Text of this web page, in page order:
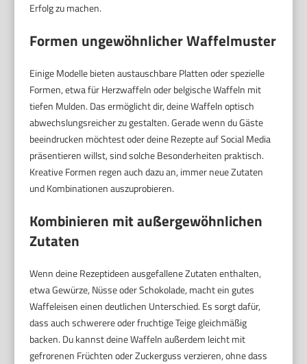
Erfolg zu machen.
Formen ungewöhnlicher Waffelmuster
Einige Modelle bieten austauschbare Platten oder spezielle
Formen, etwa für Herzwaffeln oder belgische Waffeln mit
tiefen Mulden. Das ermöglicht dir, deine Waffeln optisch
abwechslungsreicher zu gestalten. Gerade wenn du Gäste
beeindrucken möchtest oder deine Rezepte auf Social Media
präsentieren willst, sind solche Besonderheiten praktisch.
Kreative Formen regen auch dazu an, immer neue Zutaten
und Kombinationen auszuprobieren.
Kombinieren mit außergewöhnlichen
Zutaten
Wenn deine Rezeptideen ausgefallene Zutaten enthalten,
etwa Gewürze, Nüsse oder Schokolade, macht ein gutes
Waffeleisen einen deutlichen Unterschied. Es sorgt dafür,
dass auch schwerere oder fruchtige Teige gleichmäßig
backen. Du kannst deine Waffeln außerdem leicht mit
gefrorenen Früchten oder Zuckerguss verzieren, ohne dass